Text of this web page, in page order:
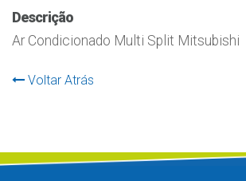
Descrição
Ar Condicionado Multi Split Mitsubishi
Voltar Atrás